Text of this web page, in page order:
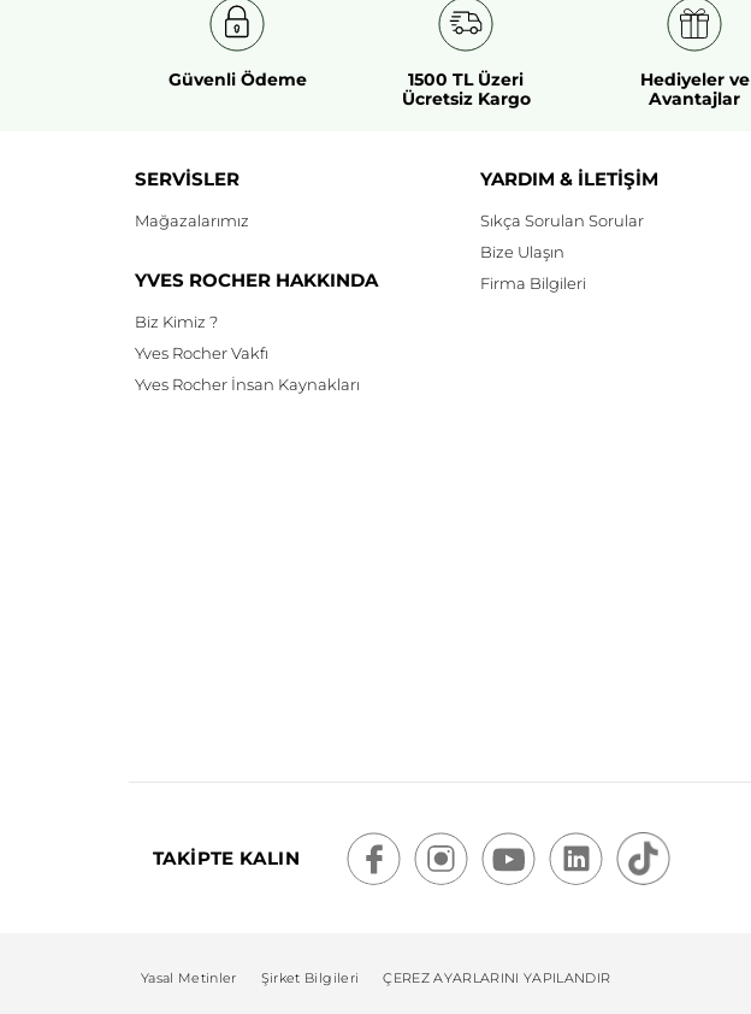
Güvenli Ödeme
1500 TL Üzeri
Ücretsiz Kargo
Hediyeler ve
Avantajlar
SERVİSLER
Mağazalarımız
YVES ROCHER HAKKINDA
Biz Kimiz ?
Yves Rocher Vakfı
Yves Rocher İnsan Kaynakları
YARDIM & İLETİŞİM
Sıkça Sorulan Sorular
Bize Ulaşın
Firma Bilgileri
TAKİPTE KALIN
Yasal Metinler Şirket Bilgileri ÇEREZ AYARLARINI YAPILANDIR